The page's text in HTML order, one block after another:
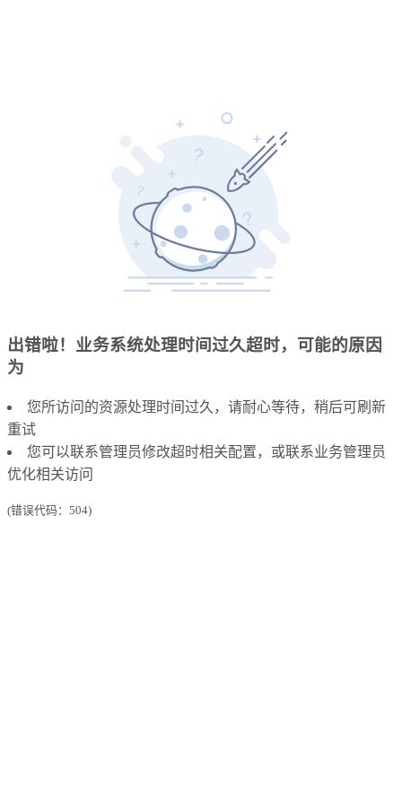
出错啦！业务系统处理时间过久超时，可能的原因
为
您所访问的资源处理时间过久，请耐心等待，稍后可刷新
重试
您可以联系管理员修改超时相关配置，或联系业务管理员
优化相关访问
(错误代码：504)